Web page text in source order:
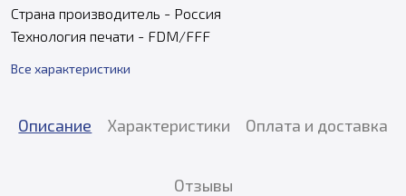
Страна производитель - Россия
Технология печати - FDM/FFF
Все характеристики
Описание Характеристики Оплата и доставка
Отзывы